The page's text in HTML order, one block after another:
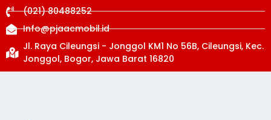
(021) 80488252
Info@pjaacmobil.id
Jl. Raya Cileungsi - Jonggol KM1 No 56B, Cileungsi, Kec.
Jonggol, Bogor, Jawa Barat 16820